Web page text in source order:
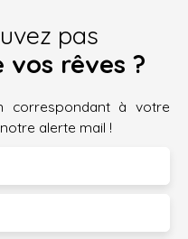
pas
rêves ?
correspondant à votre
alerte mail !